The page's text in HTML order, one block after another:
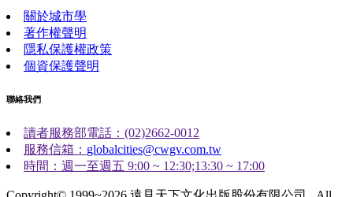
關於城市學
著作權聲明
隱私保護權政策
個資保護聲明
聯絡我們
讀者服務部電話：(02)2662-0012
服務信箱： globalcities@cwgv.com.tw
時間：週一至週五 9:00 ~ 12:30;13:30 ~ 17:00